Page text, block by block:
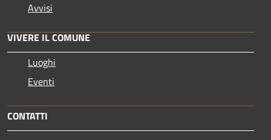
Avvisi
VIVERE IL COMUNE
Luoghi
Eventi
CONTATTI